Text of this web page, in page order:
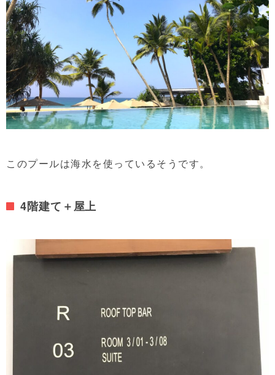
このプールは海水を使っているそうです。
4階建て＋屋上